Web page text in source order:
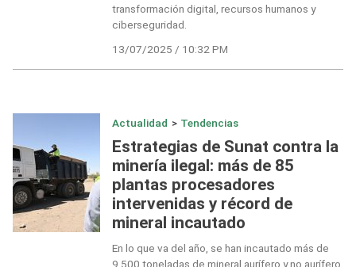
transformación digital, recursos humanos y
ciberseguridad.
13/07/2025 / 10:32 PM
Actualidad > Tendencias
Estrategias de Sunat contra la
minería ilegal: más de 85
plantas procesadores
intervenidas y récord de
mineral incautado
En lo que va del año, se han incautado más de
9,500 toneladas de mineral aurífero y no aurífero,